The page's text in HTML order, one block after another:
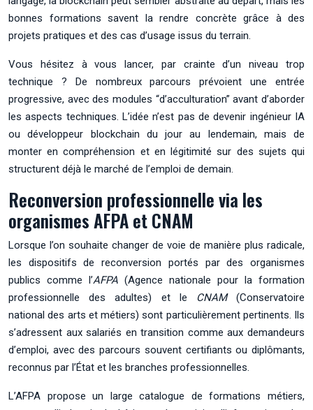
bonnes formations savent la rendre concrète grâce à des
projets pratiques et des cas d’usage issus du terrain.
Vous hésitez à vous lancer, par crainte d’un niveau trop
technique ? De nombreux parcours prévoient une entrée
progressive, avec des modules “d’acculturation” avant d’aborder
les aspects techniques. L’idée n’est pas de devenir ingénieur IA
ou développeur blockchain du jour au lendemain, mais de
monter en compréhension et en légitimité sur des sujets qui
structurent déjà le marché de l’emploi de demain.
Reconversion professionnelle via les
organismes AFPA et CNAM
Lorsque l’on souhaite changer de voie de manière plus radicale,
les dispositifs de reconversion portés par des organismes
publics comme l’AFPA (Agence nationale pour la formation
professionnelle des adultes) et le CNAM(Conservatoire
national des arts et métiers) sont particulièrement pertinents. Ils
s’adressent aux salariés en transition comme aux demandeurs
d’emploi, avec des parcours souvent certifiants ou diplômants,
reconnus par l’État et les branches professionnelles.
L’AFPA propose un large catalogue de formations métiers,